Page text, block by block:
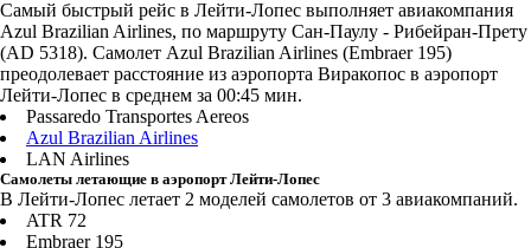
Самый быстрый рейс в Лейти-Лопес выполняет авиакомпания
Azul Brazilian Airlines, по маршруту Сан-Паулу - Рибейран-Прету
(AD 5318). Самолет Azul Brazilian Airlines (Embraer 195)
преодолевает расстояние из аэропорта Виракопос в аэропорт
Лейти-Лопес в среднем за 00:45 мин.
Passaredo Transportes Aereos
Azul Brazilian Airlines
LAN Airlines
Самолеты летающие в аэропорт Лейти-Лопес
В Лейти-Лопес летает 2 моделей самолетов от 3 авиакомпаний.
ATR 72
Embraer 195